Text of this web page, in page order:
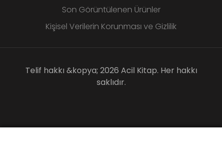
Son Görüntülenen Ürünler
Kişisel Verilerin Korunması ve Gizlilik
Telif hakkı &kopya; 2026 Acil Kitap. Her hakkı
saklıdır.